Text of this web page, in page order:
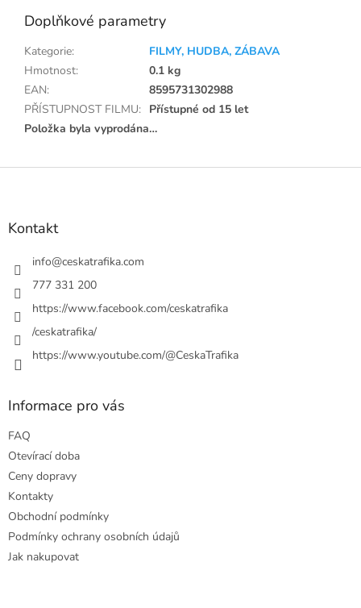
Doplňkové parametry
Kategorie:
FILMY, HUDBA, ZÁBAVA
Hmotnost:
0.1 kg
EAN:
8595731302988
PŘÍSTUPNOST FILMU: Přístupné od 15 let
Položka byla vyprodána…
Z
Kontakt
info@ceskatrafika.com
777 331 200
https://www.facebook.com/ceskatrafika
/ceskatrafika/
https://www.youtube.com/@CeskaTrafika
Informace pro vás
FAQ
Otevírací doba
Ceny dopravy
Kontakty
Obchodní podmínky
Podmínky ochrany osobních údajů
Jak nakupovat